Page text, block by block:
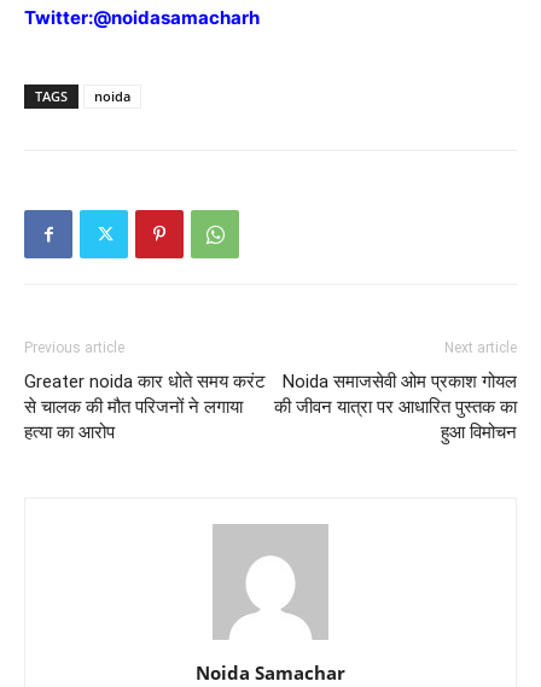
Twitter:@noidasamacharh
TAGS noida
Previous article
Greater noida कार धोते समय करंट
से चालक की मौत परिजनों ने लगाया
हत्या का आरोप
Next article
Noida समाजसेवी ओम प्रकाश गोयल
की जीवन यात्रा पर आधारित पुस्तक का
हुआ विमोचन
Noida Samachar